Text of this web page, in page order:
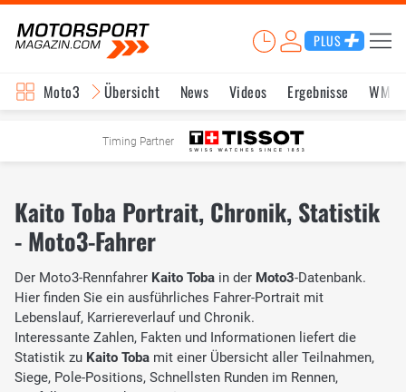
PLUS
Moto3 Übersicht News Videos Ergebnisse WM-
Timing Partner
Kaito Toba Portrait, Chronik, Statistik
- Moto3-Fahrer
Der Moto3-Rennfahrer Kaito Toba in der Moto3-Datenbank.
Hier finden Sie ein ausführliches Fahrer-Portrait mit
Lebenslauf, Karriereverlauf und Chronik.
Interessante Zahlen, Fakten und Informationen liefert die
Statistik zu Kaito Toba mit einer Übersicht aller Teilnahmen,
Siege, Pole-Positions, Schnellsten Runden im Rennen,